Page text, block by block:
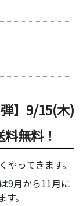
】9/15(木)
無料！
ってきます。
9月から11月に
。